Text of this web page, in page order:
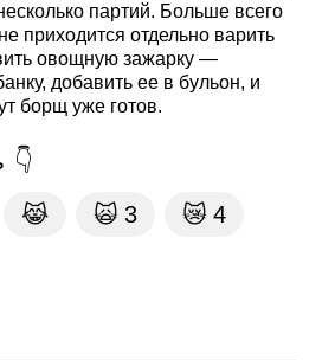
партий. Больше всего
приходится отдельно варить
овощную зажарку —
добавить ее в бульон, и
борщ уже готов.
😹 🙀 3 😿 4